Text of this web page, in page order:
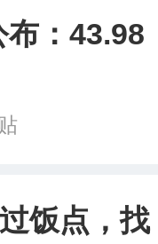
：43.98
饭点，找